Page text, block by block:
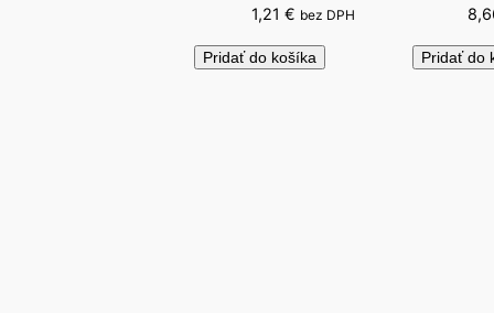
1,21€ bez DPH
Pridať do košíka Pridať do